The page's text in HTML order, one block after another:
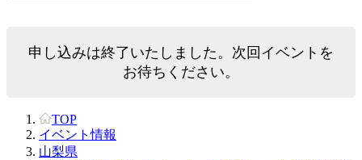
申し込みは終了いたしました。次回イベントを
お待ちください。
TOP
イベント情報
山梨県